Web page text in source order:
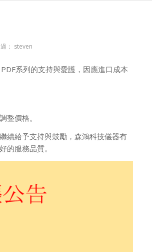
： steven
系列的支持與愛護，因應進口成本
整價格。
續給予支持與鼓勵，森鴻科技儀器有
的服務品質。